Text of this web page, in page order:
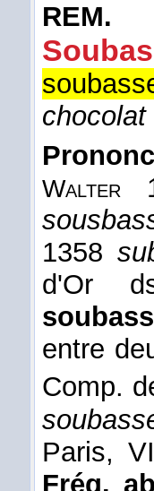
REM.
chocolat
Walter
1358
d'Or
entre
Comp.
Paris,
Fréq.